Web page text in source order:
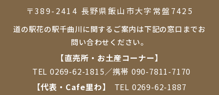
〒389-2414 ⻑野県飯⼭市⼤字常盤7425
道の駅花の駅千曲川に関するご案内は下記の窓口までお
問い合わせください。
【直売所・お⼟産コーナー】
TEL 0269-62-1815／携帯 090-7811-7170
【代表・Cafe里わ】
TEL 0269-62-1887